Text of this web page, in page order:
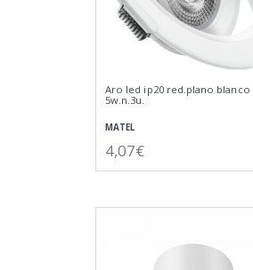
Aro led ip20 red.plano blanco
5w.n.3u.
MATEL
4,07€